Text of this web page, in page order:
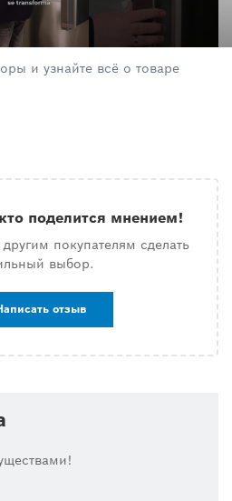
и узнайте всё о товаре
поделится мнением!
покупателям сделать
выбор.
отзыв